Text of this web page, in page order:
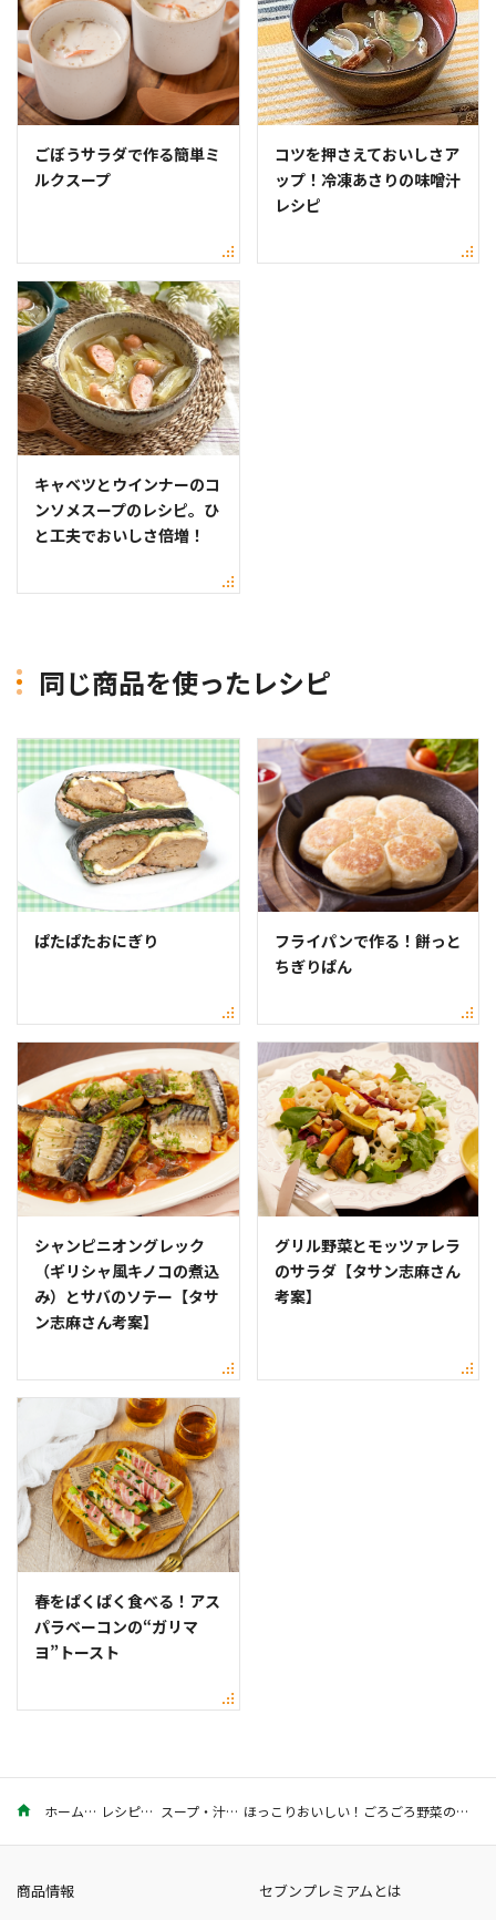
ごぼうサラダで作る簡単ミ
ルクスープ
コツを押さえておいしさア
ップ！冷凍あさりの味噌汁
レシピ
キャベツとウインナーのコ
ンソメスープのレシピ。ひ
と工夫でおいしさ倍増！
同じ商品を使ったレシピ
ぱたぱたおにぎり
フライパンで作る！餅っと
ちぎりぱん
シャンピニオングレック
（ギリシャ風キノコの煮込
み）とサバのソテー【タサ
ン志麻さん考案】
グリル野菜とモッツァレラ
のサラダ【タサン志麻さん
考案】
春をぱくぱく食べる！アス
パラベーコンの“ガリマ
ヨ”トースト
ホーム レシピ スープ・汁 ほっこりおいしい！ごろごろ野菜の豆乳スープのレシピ
商品情報
セブンプレミアムとは